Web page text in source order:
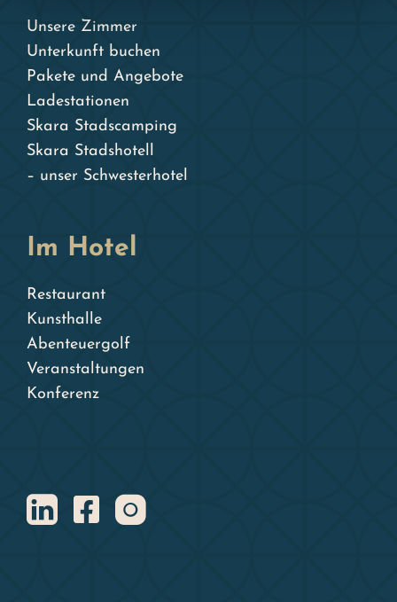
Unsere Zimmer
Unterkunft buchen
Pakete und Angebote
Ladestationen
Skara Stadscamping
Skara Stadshotell
– unser Schwesterhotel
Im Hotel
Restaurant
Kunsthalle
Abenteuergolf
Veranstaltungen
Konferenz